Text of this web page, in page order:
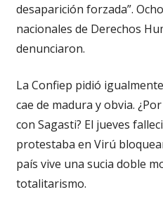
desaparición forzada”.
nacionales de Derechos
denunciaron.
La Confiep pidió
cae de madura y obvia.
con Sagasti? El jueves
protestaba en Virú
país vive una sucia doble
totalitarismo.